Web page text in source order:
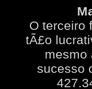
O terceiro
tÃ£o
mesmo
sucesso